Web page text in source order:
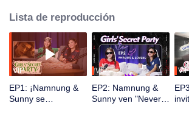
divertirse
Lista de reproducción
VIP
EP1: ¡Namnung &
Sunny se
VIP
EP2: Namnung &
Sunny ven "Never
VIP